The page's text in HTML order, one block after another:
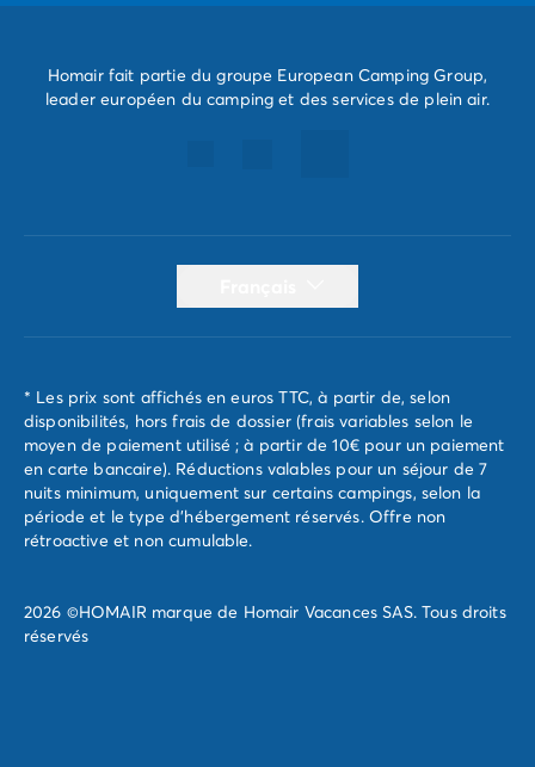
Homair fait partie du groupe European Camping Group,
leader européen du camping et des services de plein air.
* Les prix sont affichés en euros TTC, à partir de, selon
disponibilités, hors frais de dossier (frais variables selon le
moyen de paiement utilisé ; à partir de 10€ pour un paiement
en carte bancaire). Réductions valables pour un séjour de 7
nuits minimum, uniquement sur certains campings, selon la
période et le type d'hébergement réservés. Offre non
rétroactive et non cumulable.
2026 ©HOMAIR marque de Homair Vacances SAS. Tous droits
réservés